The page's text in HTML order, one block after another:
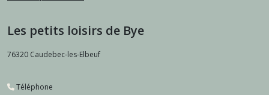
Les petits loisirs de Bye
76320 Caudebec-les-Elbeuf
Téléphone